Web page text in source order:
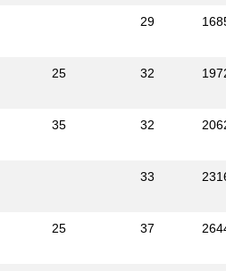
29
25 32
35 32
33
25 37